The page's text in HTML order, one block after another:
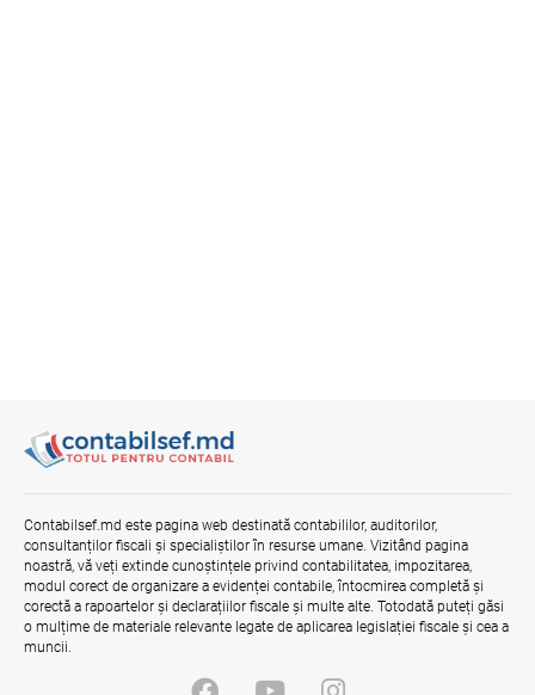
Contabilsef.md este pagina web destinată contabililor, auditorilor,
consultanților fiscali și specialiștilor în resurse umane. Vizitând pagina
noastră, vă veți extinde cunoștințele privind contabilitatea, impozitarea,
modul corect de organizare a evidenței contabile, întocmirea completă și
corectă a rapoartelor și declarațiilor fiscale și multe alte. Totodată puteți găsi
o mulțime de materiale relevante legate de aplicarea legislației fiscale și cea a
muncii.